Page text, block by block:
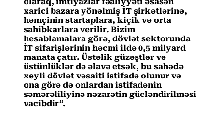
xarici bazara yönəlmiş İT şirkətlərinə,
həmçinin startaplara, kiçik və orta
sahibkarlara verilir. Bizim
hesablamalara görə, dövlət sektorunda
İT sifarişlərinin həcmi ildə 0,5 milyard
manata çatır. Üstəlik güzəştlər və
üstünlüklər də əlavə etsək, bu sahədə
xeyli dövlət vəsaiti istifadə olunur və
ona görə də onlardan istifadənin
səmərəliliyinə nəzarətin gücləndirilməsi
vacibdir”.